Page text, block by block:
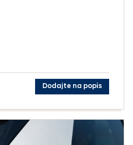
Dodajte na popis